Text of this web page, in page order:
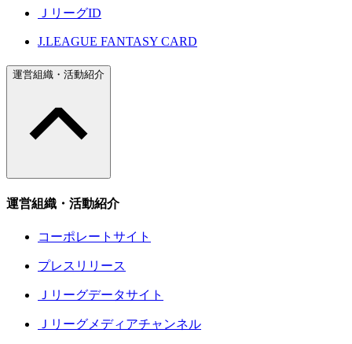
ＪリーグID
J.LEAGUE FANTASY CARD
運営組織・活動紹介
運営組織・活動紹介
コーポレートサイト
プレスリリース
Ｊリーグデータサイト
Ｊリーグメディアチャンネル